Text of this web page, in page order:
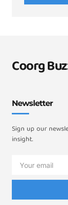
Coorg
Newsletter
Sign up our
insight.